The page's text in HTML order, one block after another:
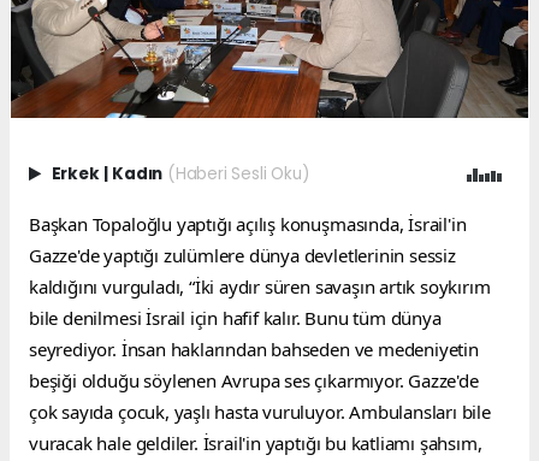
Erkek Kadın (Haberi Sesli Oku)
Başkan Topaloğlu yaptığı açılış konuşmasında, İsrail'in
Gazze'de yaptığı zulümlere dünya devletlerinin sessiz
kaldığını vurguladı, “İki aydır süren savaşın artık soykırım
bile denilmesi İsrail için hafif kalır. Bunu tüm dünya
seyrediyor. İnsan haklarından bahseden ve medeniyetin
beşiği olduğu söylenen Avrupa ses çıkarmıyor. Gazze'de
çok sayıda çocuk, yaşlı hasta vuruluyor. Ambulansları bile
vuracak hale geldiler. İsrail'in yaptığı bu katliamı şahsım,